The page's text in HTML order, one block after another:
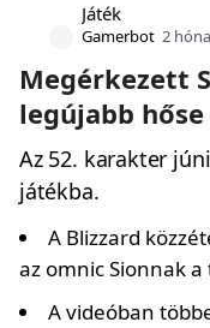
Játék
Gamerbot 2
Megérkezett
legújabb hőse
Az 52. karakter
játékba.
A Blizzard
az omnic Sionnak
A videóban